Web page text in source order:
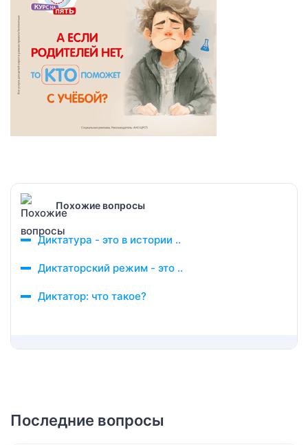
Похожие вопросы
Диктатура - это в истории ..
Диктаторский режим - это ..
Диктатор: что такое?
Последние вопросы